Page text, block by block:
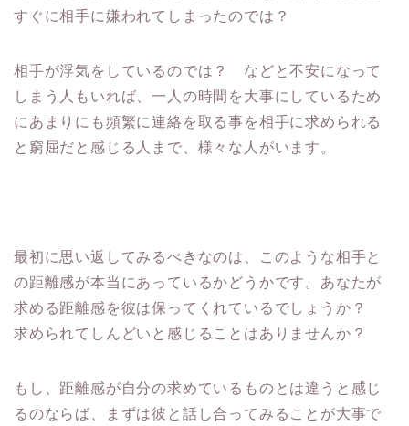
すぐに相手に嫌われてしまったのでは？
相手が浮気をしているのでは？ などと不安になって
しまう人もいれば、一人の時間を大事にしているため
にあまりにも頻繁に連絡を取る事を相手に求められる
と窮屈だと感じる人まで、様々な人がいます。
最初に思い返してみるべきなのは、このような相手と
の距離感が本当にあっているかどうかです。あなたが
求める距離感を彼は保ってくれているでしょうか？
求められてしんどいと感じることはありませんか？
もし、距離感が自分の求めているものとは違うと感じ
るのならば、まずは彼と話し合ってみることが大事で